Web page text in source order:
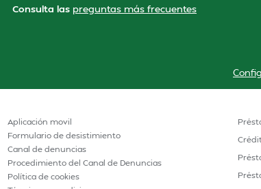
Consulta las preguntas más frecuentes
Aplicación movil
Formulario de desistimiento
Canal de denuncias
Procedimiento del Canal de Denuncias
Política de cookies